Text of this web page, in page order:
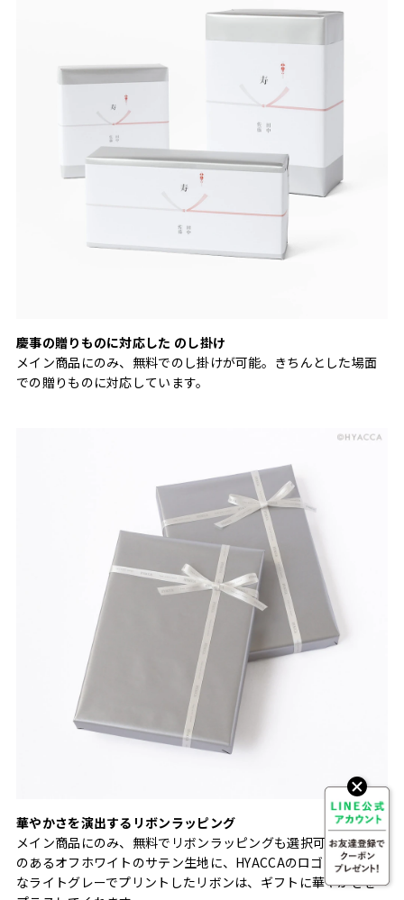
慶事の贈りものに対応した のし掛け
メイン商品にのみ、無料でのし掛けが可能。きちんとした場面
での贈りものに対応しています。
華やかさを演出するリボンラッピング
メイン商品にのみ、無料でリボンラッピングも選択可能。光沢
のあるオフホワイトのサテン生地に、HYACCAのロゴをマット
なライトグレーでプリントしたリボンは、ギフトに華やかさを